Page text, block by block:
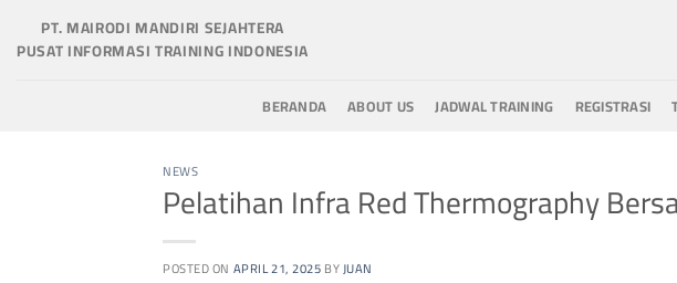
PT. MAIRODI MANDIRI SEJAHTERA
PUSAT INFORMASI TRAINING INDONESIA
BERANDA ABOUT US JADWAL TRAINING REGISTRASI
NEWS
Pelatihan Infra Red Thermography
POSTED ON APRIL 21, 2025BYJUAN